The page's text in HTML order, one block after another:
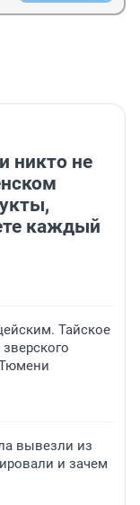
никто не
каждый
Тайское
вывезли из
и зачем